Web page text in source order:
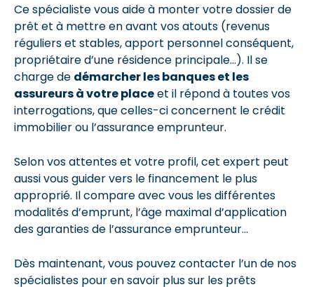
Ce spécialiste vous aide à monter votre dossier de
prêt et à mettre en avant vos atouts (revenus
réguliers et stables, apport personnel conséquent,
propriétaire d’une résidence principale…). Il se
charge de démarcher les banques et les
assureurs à votre placeet il répond à toutes vos
interrogations, que celles-ci concernent le crédit
immobilier ou l’assurance emprunteur.
Selon vos attentes et votre profil, cet expert peut
aussi vous guider vers le financement le plus
approprié. Il compare avec vous les différentes
modalités d’emprunt, l’âge maximal d’application
des garanties de l’assurance emprunteur…
Dès maintenant, vous pouvez contacter l’un de nos
spécialistes pour en savoir plus sur les prêts